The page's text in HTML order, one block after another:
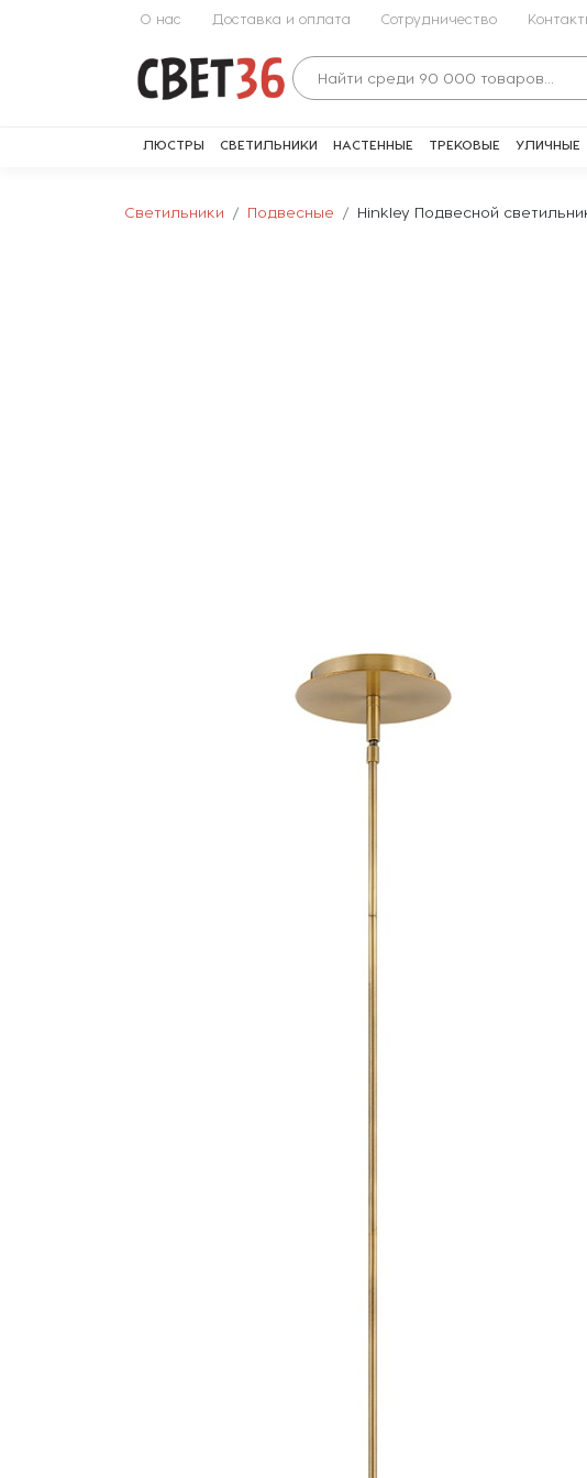
О нас Доставка и оплата Сотрудничество
ЛЮСТРЫ СВЕТИЛЬНИКИ НАСТЕННЫЕ ТРЕКОВЫЕ УЛИЧНЫЕ
Светильники Подвесные Hinkley Подвесной